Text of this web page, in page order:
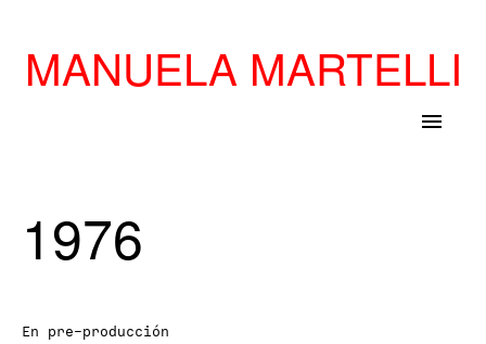
MANUELA MARTELLI
menu
1976
En pre-producción